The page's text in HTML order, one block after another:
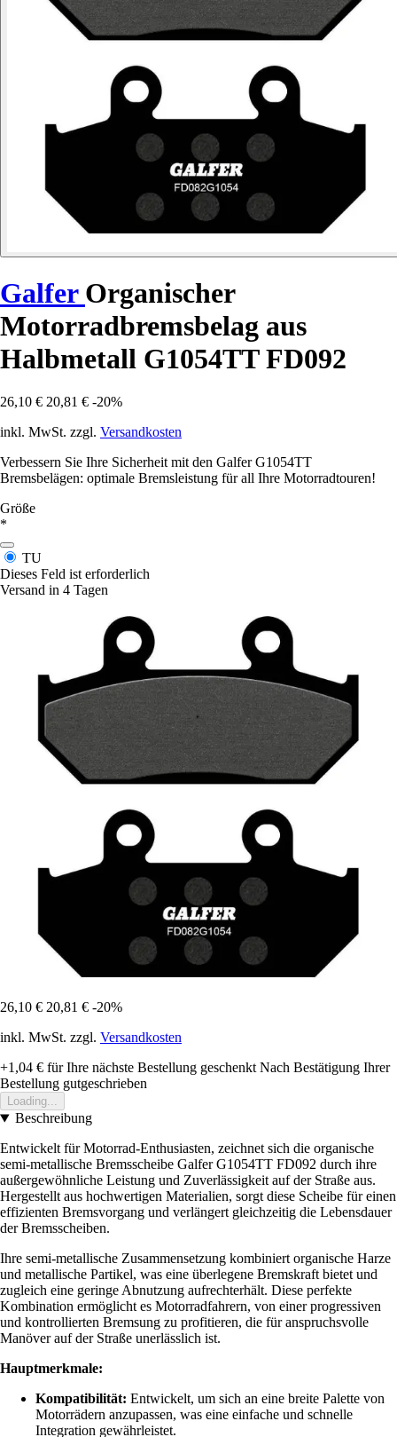
Galfer Organischer
Motorradbremsbelag aus
Halbmetall G1054TT FD092
26,10 € 20,81 € -20%
inkl. MwSt. zzgl. Versandkosten
Verbessern Sie Ihre Sicherheit mit den Galfer G1054TT
Bremsbelägen: optimale Bremsleistung für all Ihre Motorradtouren!
Größe
*
TU
Dieses Feld ist erforderlich
Versand in 4 Tagen
26,10 € 20,81 € -20%
inkl. MwSt. zzgl. Versandkosten
+1,04 € für Ihre nächste Bestellung geschenkt Nach Bestätigung Ihrer
Bestellung gutgeschrieben
Loading...
Beschreibung
Entwickelt für Motorrad-Enthusiasten, zeichnet sich die organische
semi-metallische Bremsscheibe Galfer G1054TT FD092 durch ihre
außergewöhnliche Leistung und Zuverlässigkeit auf der Straße aus.
Hergestellt aus hochwertigen Materialien, sorgt diese Scheibe für einen
effizienten Bremsvorgang und verlängert gleichzeitig die Lebensdauer
der Bremsscheiben.
Ihre semi-metallische Zusammensetzung kombiniert organische Harze
und metallische Partikel, was eine überlegene Bremskraft bietet und
zugleich eine geringe Abnutzung aufrechterhält. Diese perfekte
Kombination ermöglicht es Motorradfahrern, von einer progressiven
und kontrollierten Bremsung zu profitieren, die für anspruchsvolle
Manöver auf der Straße unerlässlich ist.
Hauptmerkmale:
Kompatibilität: Entwickelt, um sich an eine breite Palette von
Motorrädern anzupassen, was eine einfache und schnelle
Integration gewährleistet.